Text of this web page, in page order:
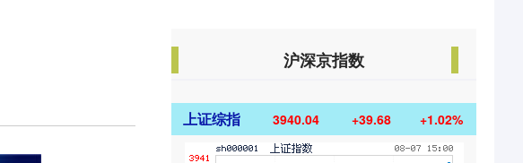
沪深京指数
上证综指 3940.04 +39.68 +1.02%